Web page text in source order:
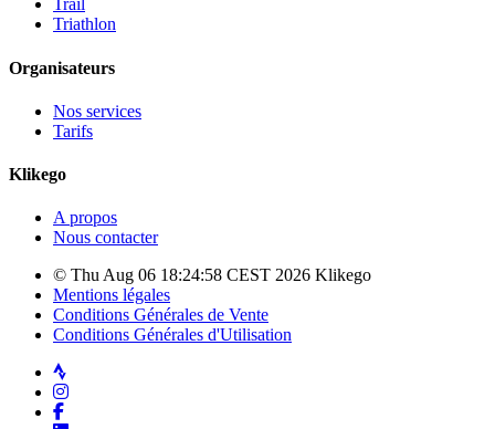
Trail
Triathlon
Organisateurs
Nos services
Tarifs
Klikego
A propos
Nous contacter
© Thu Aug 06 18:24:58 CEST 2026 Klikego
Mentions légales
Conditions Générales de Vente
Conditions Générales d'Utilisation
Strava
Instagram
Facebook